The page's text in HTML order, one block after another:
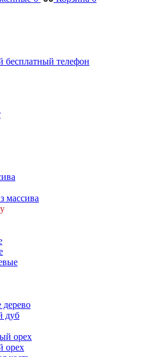
бесплатный телефон
массива
дерево
дуб
орех
орех